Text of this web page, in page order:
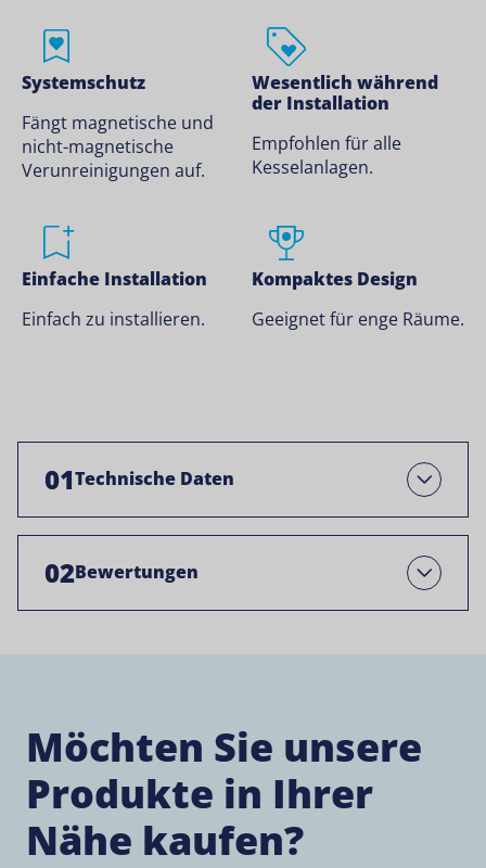
Systemschutz
Fängt magnetische und
nicht-magnetische
Verunreinigungen auf.
Wesentlich während
der Installation
Empfohlen für alle
Kesselanlagen.
Einfache Installation
Einfach zu installieren.
Kompaktes Design
Geeignet für enge Räume.
01Technische Daten Öffnen Sie
02Bewertungen Open
Möchten Sie unsere
Produkte in Ihrer
Nähe kaufen?